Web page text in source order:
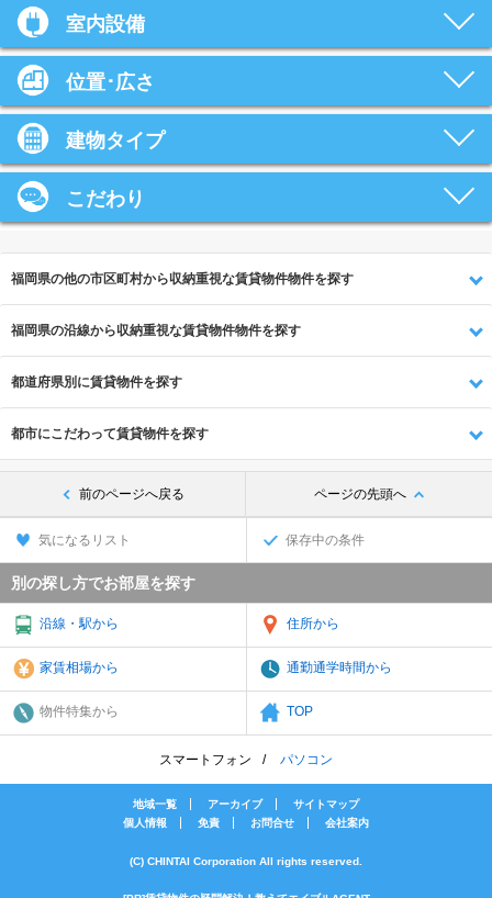
室内設備
位置･広さ
建物タイプ
こだわり
福岡県の他の市区町村から収納重視な賃貸物件物件を探す
福岡県の沿線から収納重視な賃貸物件物件を探す
都道府県別に賃貸物件を探す
都市にこだわって賃貸物件を探す
前のページへ戻る ページの先頭へ
気になるリスト 保存中の条件
別の探し方でお部屋を探す
沿線・駅から 住所から
家賃相場から 通勤通学時間から
物件特集から TOP
スマートフォン パソコン
地域一覧 アーカイブ
サイトマップ
個人情報
免責 お問合せ 会社案内
(C) CHINTAI Corporation All rights reserved.